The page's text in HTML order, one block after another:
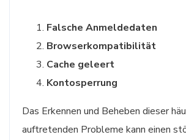
Falsche Anmeldedaten
Browserkompatibilität
Cache geleert
Kontosperrung
Das Erkennen und Beheben dieser
auftretenden Probleme kann einen